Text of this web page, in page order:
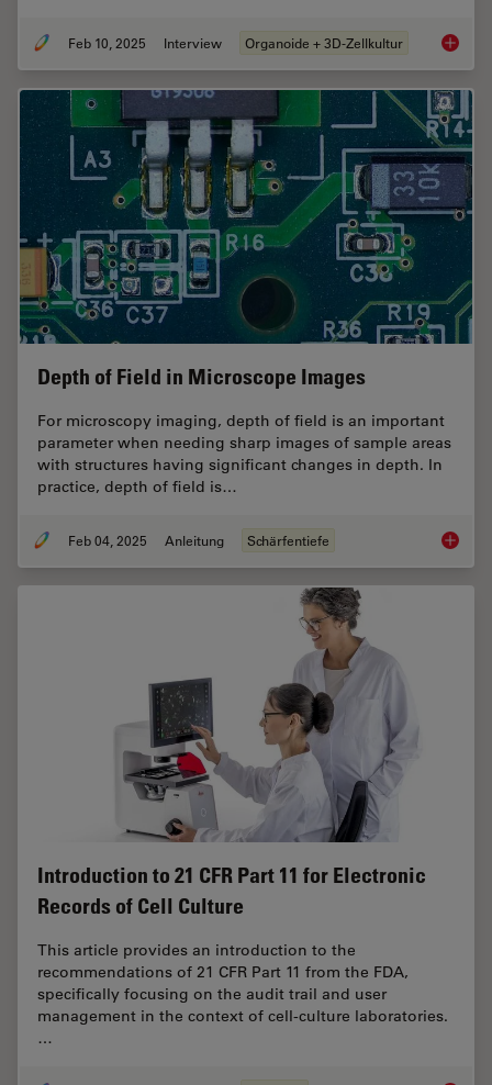
Feb 10, 2025 Interview Organoide + 3D-Zellkultur Mica: A
Depth of Field in Microscope Images
For microscopy imaging, depth of field is an important
parameter when needing sharp images of sample areas
with structures having significant changes in depth. In
practice, depth of field is…
Feb 04, 2025 Anleitung Schärfentiefe Depth
Introduction to 21 CFR Part 11 for Electronic
Records of Cell Culture
This article provides an introduction to the
recommendations of 21 CFR Part 11 from the FDA,
specifically focusing on the audit trail and user
management in the context of cell-culture laboratories.
…